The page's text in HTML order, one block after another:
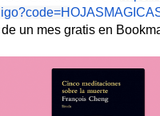
un mes gratis en